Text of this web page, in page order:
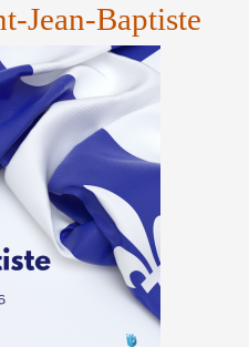
Jean-Baptiste